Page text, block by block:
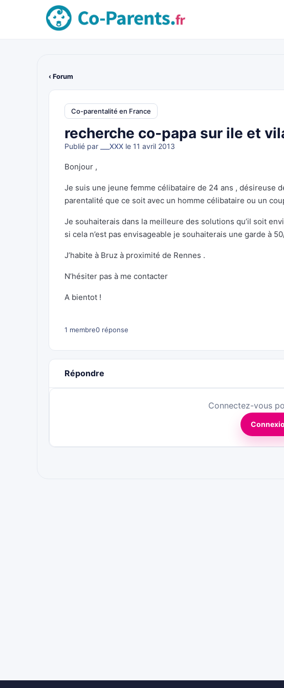
‹ Forum
Co-parentalité en France
recherche co-papa sur ile et
Publié par ___XXX le 11 avril 2013
Bonjour ,
Je suis une jeune femme célibataire de 24 ans , désireuse
parentalité que ce soit avec un homme célibataire ou un
Je souhaiterais dans la meilleure des solutions qu’il soit
si cela n’est pas envisageable je souhaiterais une garde à
J’habite à Bruz à proximité de Rennes .
N’hésiter pas à me contacter
A bientot !
1 membre0 réponse
Répondre
Connectez-vous